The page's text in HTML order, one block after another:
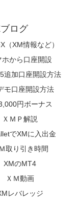
ログ
（XM情報など）
ホから口座開設
追加口座開設方法
モ口座開設方法
円ボーナス
ＸＭＰ解説
でXMに入出金
取り引き時間
XMのMT4
ＸＭ動画
レバレッジ